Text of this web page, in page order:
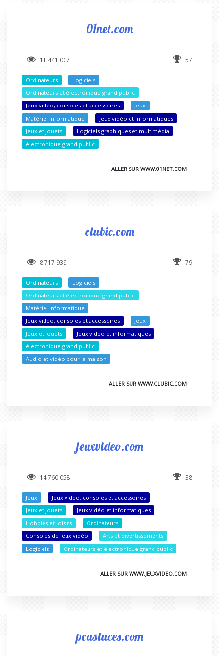
01net.com
11 441 007 57
Ordinateurs
Logiciels
Ordinateurs et électronique grand public
Jeux vidéo, consoles et accessoires
Jeux
Matériel informatique
Jeux vidéo et informatiques
Jeux et jouets
Logiciels graphiques et multimédia
électronique grand public
ALLER SUR WWW.01NET.COM
clubic.com
8 717 939 79
Ordinateurs
Logiciels
Ordinateurs et électronique grand public
Matériel informatique
Jeux vidéo, consoles et accessoires
Jeux
Jeux et jouets
Jeux vidéo et informatiques
électronique grand public
Audio et vidéo pour la maison
ALLER SUR WWW.CLUBIC.COM
jeuxvideo.com
14 760 058 38
Jeux
Jeux vidéo, consoles et accessoires
Jeux et jouets
Jeux vidéo et informatiques
Hobbies et loisirs
Ordinateurs
Consoles de jeux vidéo
Arts et divertissements
Logiciels
Ordinateurs et électronique grand public
ALLER SUR WWW.JEUXVIDEO.COM
pcastuces.com